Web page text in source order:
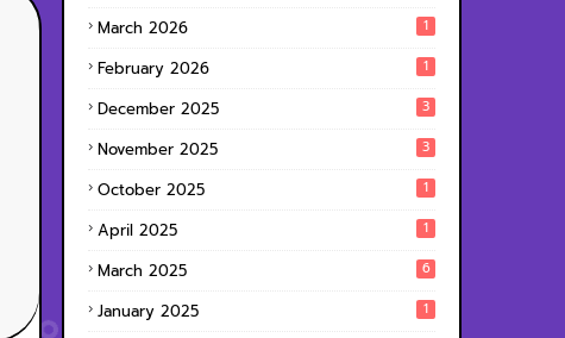
March 2026 1
February 2026 1
December 2025 3
November 2025 3
October 2025 1
April 2025 1
March 2025 6
January 2025 1